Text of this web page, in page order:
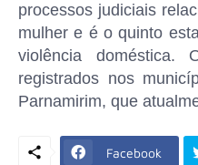
processos judiciais
mulher e é o quinto
violência doméstica.
registrados nos
Parnamirim, que
Facebook